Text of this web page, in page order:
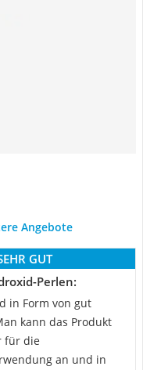
Angebote
GUT
Perlen:
in Form von gut
kann das Produkt
für die
an und in